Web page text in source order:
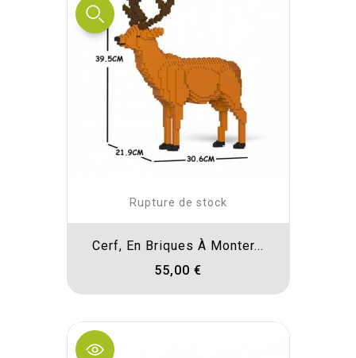
Rupture de stock
Cerf, En Briques À Monter...
55,00 €